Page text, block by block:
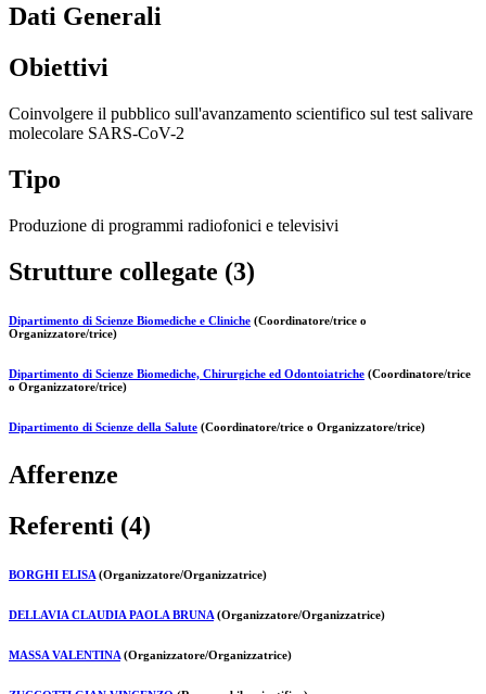
Dati Generali
Obiettivi
Coinvolgere il pubblico sull'avanzamento scientifico sul test salivare
molecolare SARS-CoV-2
Tipo
Produzione di programmi radiofonici e televisivi
Strutture collegate (3)
Dipartimento di Scienze Biomediche e Cliniche (Coordinatore/trice o
Organizzatore/trice)
Dipartimento di Scienze Biomediche, Chirurgiche ed Odontoiatriche (Coordinatore/trice
o Organizzatore/trice)
Dipartimento di Scienze della Salute (Coordinatore/trice o Organizzatore/trice)
Afferenze
Referenti (4)
BORGHI ELISA (Organizzatore/Organizzatrice)
DELLAVIA CLAUDIA PAOLA BRUNA (Organizzatore/Organizzatrice)
MASSA VALENTINA (Organizzatore/Organizzatrice)